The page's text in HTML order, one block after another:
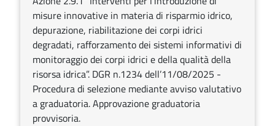
misure innovative in materia di risparmio idrico,
depurazione, riabilitazione dei corpi idrici
degradati, rafforzamento dei sistemi informativi di
monitoraggio dei corpi idrici e della qualità della
risorsa idrica”. DGR n.1234 dell’11/08/2025 -
Procedura di selezione mediante avviso valutativo
a graduatoria. Approvazione graduatoria
provvisoria.